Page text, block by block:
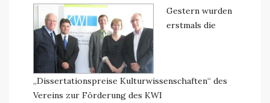
Gestern wurden
erstmals die
„Dissertationspreise Kulturwissenschaften“ des
Vereins zur Förderung des KWI